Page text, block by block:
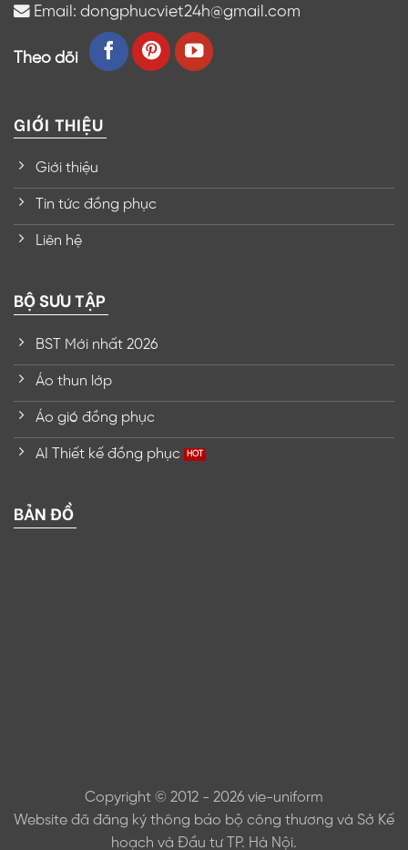
Email: dongphucviet24h@gmail.com
Theo dõi
GIỚI THIỆU
Giới thiệu
Tin tức đồng phục
Liên hệ
BỘ SƯU TẬP
BST Mới nhất 2026
Áo thun lớp
Áo gió đồng phục
AI Thiết kế đồng phục
BẢN ĐỒ
Copyright © 2012 - 2026 vie-uniform
Website đã đăng ký thông báo bộ công thương và Sở Kế
hoạch và Đầu tư TP. Hà Nội.